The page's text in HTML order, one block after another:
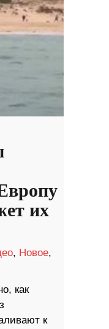
их
, Новое,
как
к